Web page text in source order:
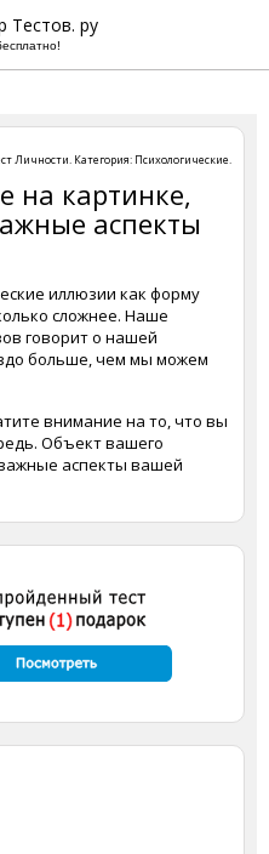
Тестов. ру
Личности. Категория: Психологические.
на картинке,
аспекты
иллюзии как форму
сложнее. Наше
говорит о нашей
больше, чем мы можем
внимание на то, что вы
Объект вашего
аспекты вашей